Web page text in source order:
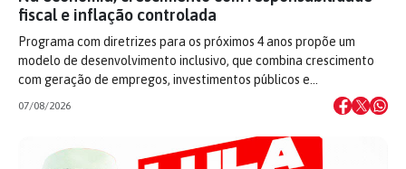
fiscal e inflação controlada
Programa com diretrizes para os próximos 4 anos propõe um
modelo de desenvolvimento inclusivo, que combina crescimento
com geração de empregos, investimentos públicos e…
07/08/2026